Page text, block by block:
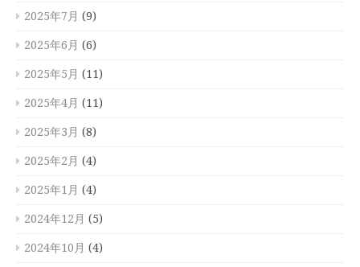
2025年7月 (9)
2025年6月 (6)
2025年5月 (11)
2025年4月 (11)
2025年3月 (8)
2025年2月 (4)
2025年1月 (4)
2024年12月 (5)
2024年10月 (4)